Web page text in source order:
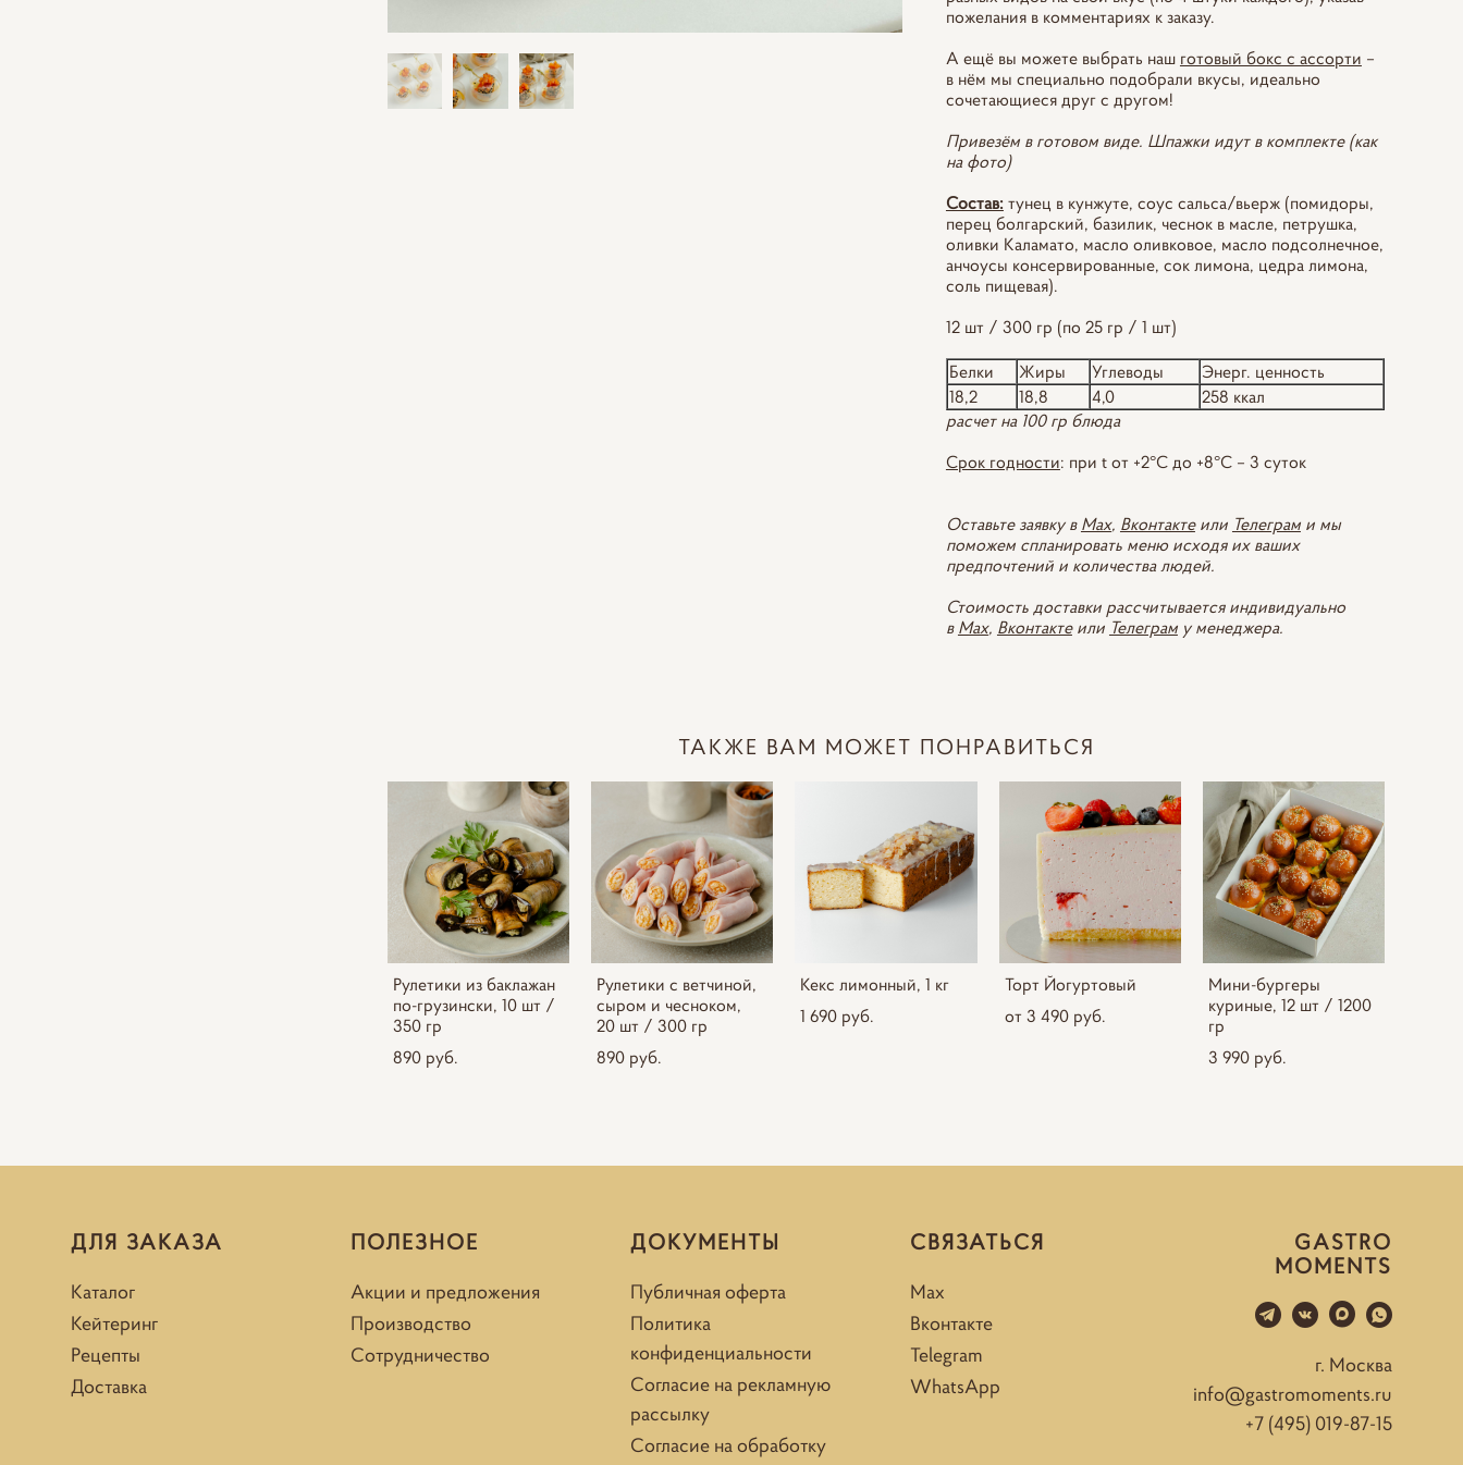
пожелания в комментариях к заказу.
А ещё вы можете выбрать наш готовый бокс с ассорти –
в нём мы специально подобрали вкусы, идеально
сочетающиеся друг с другом!
Привезём в готовом виде. Шпажки идут в комплекте (как
на фото)
Состав: тунец в кунжуте, соус сальса/вьерж (помидоры,
перец болгарский, базилик, чеснок в масле, петрушка,
оливки Каламато, масло оливковое, масло подсолнечное,
анчоусы консервированные, сок лимона, цедра лимона,
соль пищевая).
12 шт / 300 гр (по 25 гр / 1 шт)
Белки Жиры Углеводы
Энерг. ценность
18,2
18,8 4,0
258 ккал
расчет на 100 гр блюда
Срок годности: при t от +2°С до +8°С – 3 суток
Оставьте заявку в Max, Вконтактеили Телеграми мы
поможем спланировать меню исходя их ваших
предпочтений и количества людей.
Стоимость доставки рассчитывается индивидуально
в Max, Вконтактеили Телеграму менеджера.
ТАКЖЕ ВАМ МОЖЕТ ПОНРАВИТЬСЯ
Рулетики из баклажан
по-грузински, 10 шт /
350 гр
890 pуб.
Рулетики с ветчиной,
сыром и чесноком,
20 шт / 300 гр
890 pуб.
Кекс лимонный, 1 кг
1 690 pуб.
Торт Йогуртовый
от 3 490 pуб.
Мини-бургеры
куриные, 12 шт / 1200
гр
3 990 pуб.
ДЛЯ ЗАКАЗА
Каталог
Кейтеринг
Рецепты
Доставка
ПОЛЕЗНОЕ
Акции и предложения
Производство
Сотрудничество
ДОКУМЕНТЫ
Публичная оферта
Политика
конфиденциальности
Согласие на рекламную
рассылку
Согласие на обработку
СВЯЗАТЬСЯ
Max
Вконтакте
Telegram
WhatsApp
GASTRO
MOMENTS
г. Москва
info@gastromoments.ru
+7 (495) 019-87-15